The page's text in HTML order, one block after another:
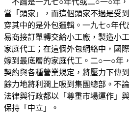
當「頭家」，而這個頭家不過是受
穿其中的是外包邏輯。一九七○年
易商接訂單轉交給小工廠，製造小
家庭代工；在這個外包網絡中，國
嫁到最底層的家庭代工。二○一○年
契約與各種營業規定，將壓力下傳
餘力地將利潤上吸到集團總部。不
法律與行政都以「尊重市場運作」
保持「中立」。